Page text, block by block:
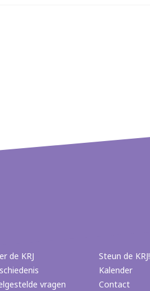
de KRJ
vragen
Steun de KRJ!
Kalender
Contact